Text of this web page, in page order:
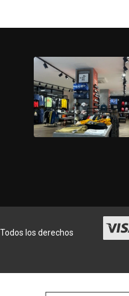
. Todos los derechos